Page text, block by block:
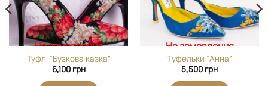
На замовлення
Туфлі “Бузкова казка”
6,100 грн
На замовлення
Туфельки “Анна”
5,500 грн